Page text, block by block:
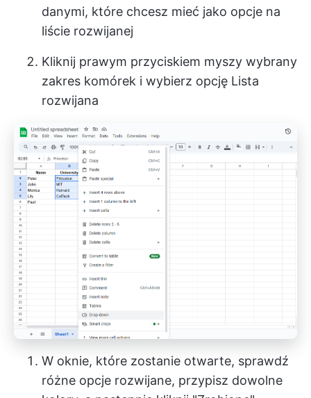
danymi, które chcesz mieć jako opcje na
liście rozwijanej
Kliknij prawym przyciskiem myszy wybrany
zakres komórek i wybierz opcję Lista
rozwijana
W oknie, które zostanie otwarte, sprawdź
różne opcje rozwijane, przypisz dowolne